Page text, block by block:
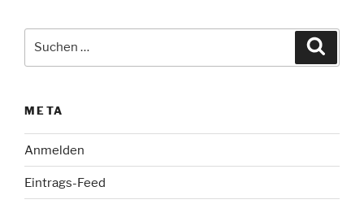
META
Anmelden
Eintrags-Feed